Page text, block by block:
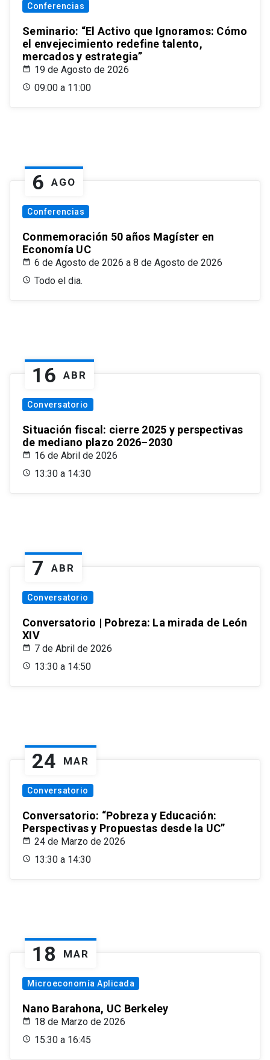
Conferencias
Seminario: “El Activo que Ignoramos: Cómo
el envejecimiento redefine talento,
mercados y estrategia”
19 de Agosto de 2026
09:00 a 11:00
6 AGO
Conferencias
Conmemoración 50 años Magíster en
Economía UC
6 de Agosto de 2026 a 8 de Agosto de 2026
Todo el dia.
16 ABR
Conversatorio
Situación fiscal: cierre 2025 y perspectivas
de mediano plazo 2026–2030
16 de Abril de 2026
13:30 a 14:30
7 ABR
Conversatorio
Conversatorio | Pobreza: La mirada de León
XIV
7 de Abril de 2026
13:30 a 14:50
24 MAR
Conversatorio
Conversatorio: “Pobreza y Educación:
Perspectivas y Propuestas desde la UC”
24 de Marzo de 2026
13:30 a 14:30
18 MAR
Microeconomía Aplicada
Nano Barahona, UC Berkeley
18 de Marzo de 2026
15:30 a 16:45